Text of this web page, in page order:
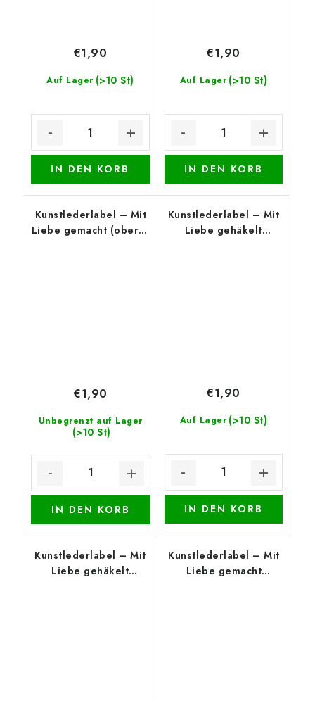
Auf Lager (>10 St)
€1,90
IN DEN KORB
Auf Lager (>10 St)
€1,90
IN DEN KORB
Kunstlederlabel – Mit
Liebe gemacht (oberer
Unbegrenzt auf Lager
(>10 St)
€1,90
IN DEN KORB
Kunstlederlabel – Mit
Liebe gehäkelt
Auf Lager (>10 St)
€1,90
IN DEN KORB
Kunstlederlabel – Mit
Liebe gehäkelt
Kunstlederlabel – Mit
Liebe gemacht